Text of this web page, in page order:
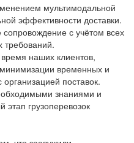
мультимодальной
эффективности доставки.
с учётом всех
требований.
наших клиентов,
временных и
организацией поставок.
знаниями и
грузоперевозок